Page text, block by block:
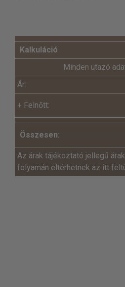
Kalkuláció
Minden utazó
Ár:
+ Felnőtt:
Összesen:
Az árak tájékoztató jellegű
folyamán eltérhetnek az itt